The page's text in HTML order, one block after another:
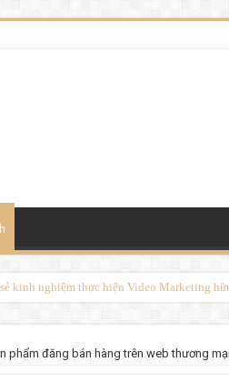
kinh nghiệm thực hiện Video Marketing
phẩm đăng bán hàng trên web thương